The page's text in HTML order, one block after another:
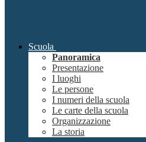
Scuola
Panoramica
Presentazione
I luoghi
Le persone
I numeri della scuola
Le carte della scuola
Organizzazione
La storia